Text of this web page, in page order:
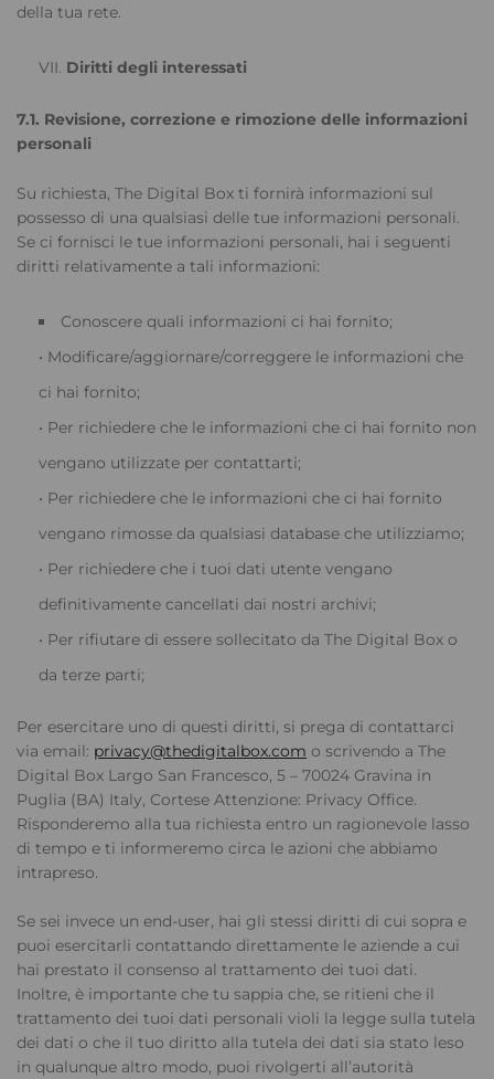
della tua rete.
Diritti degli interessati
7.1. Revisione, correzione e rimozione delle informazioni
personali
Su richiesta, The Digital Box ti fornirà informazioni sul
possesso di una qualsiasi delle tue informazioni personali.
Se ci fornisci le tue informazioni personali, hai i seguenti
diritti relativamente a tali informazioni:
Conoscere quali informazioni ci hai fornito;
• Modificare/aggiornare/correggere le informazioni che
ci hai fornito;
• Per richiedere che le informazioni che ci hai fornito non
vengano utilizzate per contattarti;
• Per richiedere che le informazioni che ci hai fornito
vengano rimosse da qualsiasi database che utilizziamo;
• Per richiedere che i tuoi dati utente vengano
definitivamente cancellati dai nostri archivi;
• Per rifiutare di essere sollecitato da The Digital Box o
da terze parti;
Per esercitare uno di questi diritti, si prega di contattarci
via email: privacy@thedigitalbox.com o scrivendo a The
Digital Box Largo San Francesco, 5 – 70024 Gravina in
Puglia (BA) Italy, Cortese Attenzione: Privacy Office.
Risponderemo alla tua richiesta entro un ragionevole lasso
di tempo e ti informeremo circa le azioni che abbiamo
intrapreso.
Se sei invece un end-user, hai gli stessi diritti di cui sopra e
puoi esercitarli contattando direttamente le aziende a cui
hai prestato il consenso al trattamento dei tuoi dati.
Inoltre, è importante che tu sappia che, se ritieni che il
trattamento dei tuoi dati personali violi la legge sulla tutela
dei dati o che il tuo diritto alla tutela dei dati sia stato leso
in qualunque altro modo, puoi rivolgerti all’autorità